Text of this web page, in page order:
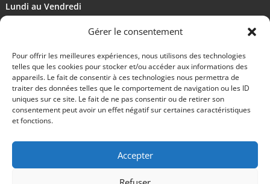
Gérer le consentement
Pour offrir les meilleures expériences, nous utilisons des technologies
telles que les cookies pour stocker et/ou accéder aux informations des
appareils. Le fait de consentir à ces technologies nous permettra de
traiter des données telles que le comportement de navigation ou les ID
uniques sur ce site. Le fait de ne pas consentir ou de retirer son
consentement peut avoir un effet négatif sur certaines caractéristiques
et fonctions.
Accepter
Lundi au Vendredi
de 9 h à 17 h